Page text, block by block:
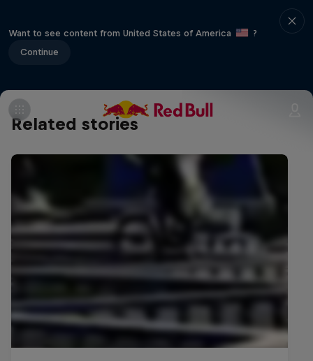
Want to see content from United States of America
?
Continue
Related stories